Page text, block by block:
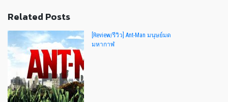
Related Posts
[Review/รีวิว] Ant-Man มนุษย์มด
มหากาฬ